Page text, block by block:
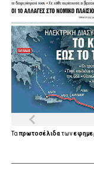
Λίγο μετά τις
υπουργός και
Βενιζέλος, ο
ο πρώην πρόεδρος
Παυλόπουλος.
Ταπρωτοσέλιδατων